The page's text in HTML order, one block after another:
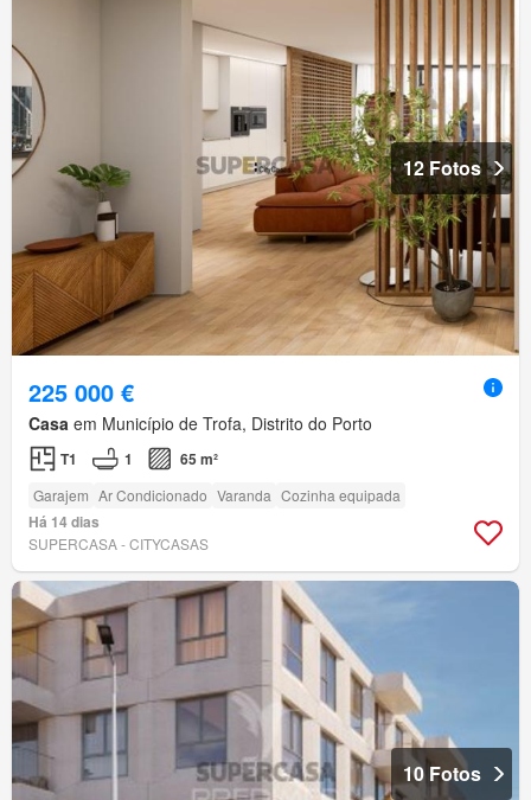
12 Fotos
225 000 €
Casa em Município de Trofa, Distrito do Porto
T1 1 65 m²
Garajem Ar Condicionado Varanda Cozinha equipada
Há 14 dias
SUPERCASA - CITYCASAS
10 Fotos